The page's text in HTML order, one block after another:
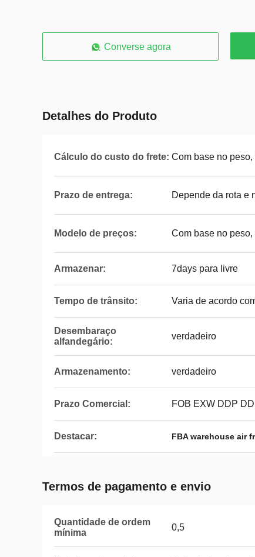
Converse agora
Detalhes do Produto
Cálculo do custo do frete: Com base no
Prazo de entrega: Depende da rota e
Modelo de preços: Com base no
Armazenar: 7days para livre
Tempo de trânsito: Varia de acordo
Desembaraço
alfandegário:
verdadeiro
Armazenamento: verdadeiro
Prazo Comercial: FOB EXW DDP
Destacar: FBA warehouse air
Termos de pagamento e envio
Quantidade de ordem
mínima
0,5